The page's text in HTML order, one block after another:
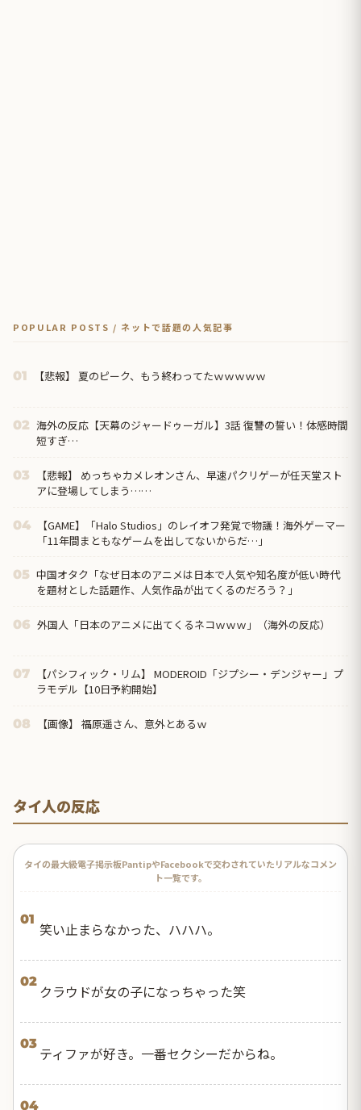
POPULAR POSTS / ネットで話題の人気記事
01 【悲報】 夏のピーク、もう終わってたｗｗｗｗｗ
02 海外の反応【天幕のジャードゥーガル】3話 復讐の誓い！体感時間
短すぎ…
03
【悲報】 めっちゃカメレオンさん、早速パクリゲーが任天堂スト
アに登場してしまう……
04
【GAME】「Halo Studios」のレイオフ発覚で物議！海外ゲーマー
「11年間まともなゲームを出してないからだ…」
05 中国オタク「なぜ日本のアニメは日本で人気や知名度が低い時代
を題材とした話題作、人気作品が出てくるのだろう？」
06 外国人「日本のアニメに出てくるネコｗｗｗ」（海外の反応）
07
【パシフィック・リム】 MODEROID「ジプシー・デンジャー」プ
ラモデル【10日予約開始】
08 【画像】 福原遥さん、意外とあるｗ
タイ人の反応
タイの最大級電子掲示板PantipやFacebookで交わされていたリアルなコメン
ト一覧です。
01
笑い止まらなかった、ハハハ。
02
クラウドが女の子になっちゃった笑
03
ティファが好き。一番セクシーだからね。
04